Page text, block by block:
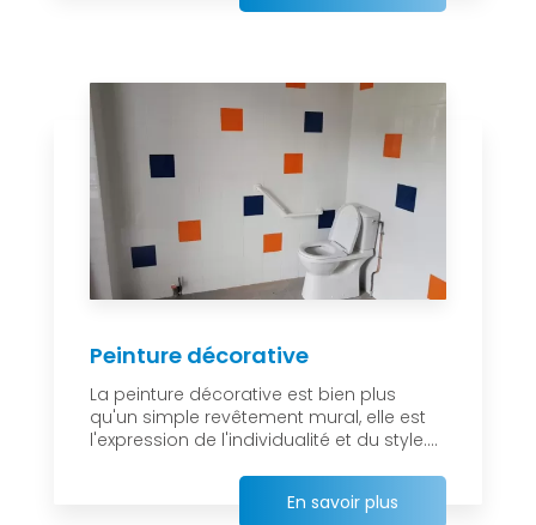
Peinture décorative
La peinture décorative est bien plus
qu'un simple revêtement mural, elle est
l'expression de l'individualité et du style....
En savoir plus